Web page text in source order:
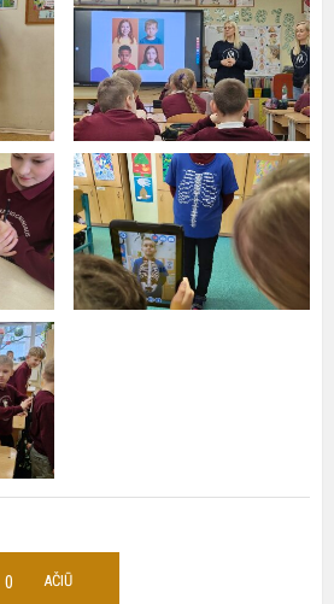
AČIŪ
0